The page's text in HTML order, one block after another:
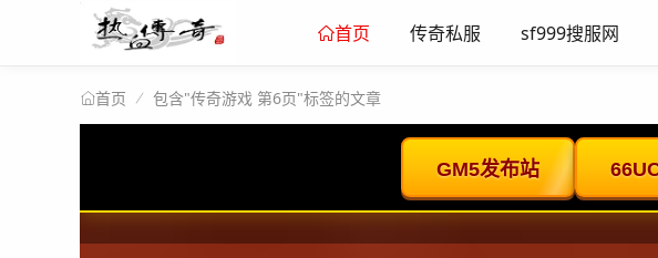
首页 传奇私服 sf999搜服网
首页 包含"传奇游戏 第6页"标签的文章